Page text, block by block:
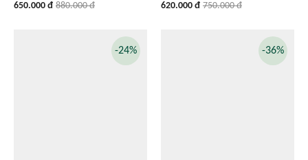
650.000 đ 880.000 đ 620.000 đ 750.000 đ
-24% -36%